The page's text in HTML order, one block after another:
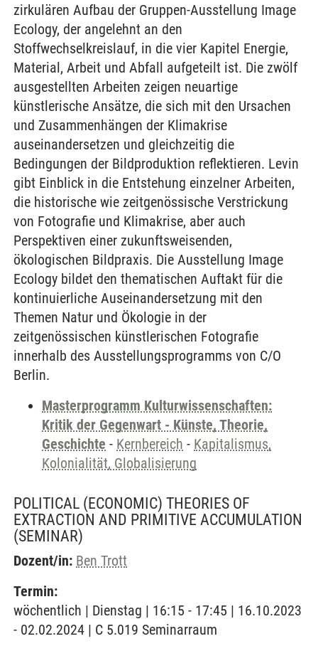
zirkulären Aufbau der Gruppen-Ausstellung Image
Ecology, der angelehnt an den
Stoffwechselkreislauf, in die vier Kapitel Energie,
Material, Arbeit und Abfall aufgeteilt ist. Die zwölf
ausgestellten Arbeiten zeigen neuartige
künstlerische Ansätze, die sich mit den Ursachen
und Zusammenhängen der Klimakrise
auseinandersetzen und gleichzeitig die
Bedingungen der Bildproduktion reflektieren. Levin
gibt Einblick in die Entstehung einzelner Arbeiten,
die historische wie zeitgenössische Verstrickung
von Fotografie und Klimakrise, aber auch
Perspektiven einer zukunftsweisenden,
ökologischen Bildpraxis. Die Ausstellung Image
Ecology bildet den thematischen Auftakt für die
kontinuierliche Auseinandersetzung mit den
Themen Natur und Ökologie in der
zeitgenössischen künstlerischen Fotografie
innerhalb des Ausstellungsprogramms von C/O
Berlin.
Masterprogramm Kulturwissenschaften:
Kritik der Gegenwart - Künste, Theorie,
Geschichte - Kernbereich - Kapitalismus,
Kolonialität, Globalisierung
POLITICAL (ECONOMIC) THEORIES OF
EXTRACTION AND PRIMITIVE ACCUMULATION
(SEMINAR)
Dozent/in: Ben Trott
Termin:
wöchentlich | Dienstag | 16:15 - 17:45 | 16.10.2023
- 02.02.2024 | C 5.019 Seminarraum